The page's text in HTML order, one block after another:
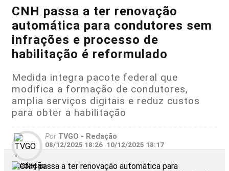
CNH passa a ter renovação
automática para condutores sem
infrações e processo de
habilitação é reformulado
Medida integra pacote federal que
modifica a formação de condutores,
amplia serviços digitais e reduz custos
para obter a habilitação
Por TVGO - Redação
08/12/2025 18:26 10/12/2025 18:17